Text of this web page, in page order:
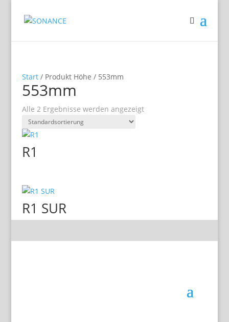
Start/ Produkt Höhe / 553mm
553mm
Alle 2 Ergebnisse werden angezeigt
R1
R1 SUR